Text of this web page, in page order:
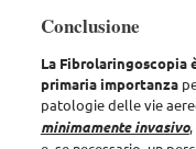
Conclusione
La
primaria importanza
patologie delle vie
minimamente invasivo,